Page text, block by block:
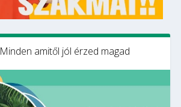
Minden amitől jól érzed magad